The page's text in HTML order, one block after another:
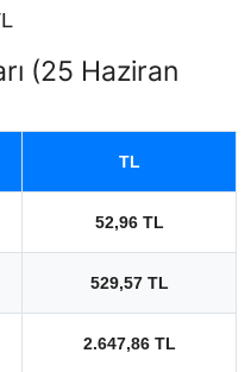
(25 Haziran
TL
52,96 TL
529,57 TL
2.647,86 TL